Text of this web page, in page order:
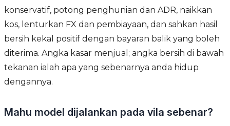
konservatif, potong penghunian dan ADR, naikkan
kos, lenturkan FX dan pembiayaan, dan sahkan hasil
bersih kekal positif dengan bayaran balik yang boleh
diterima. Angka kasar menjual; angka bersih di bawah
tekanan ialah apa yang sebenarnya anda hidup
dengannya.
Mahu model dijalankan pada vila sebenar?